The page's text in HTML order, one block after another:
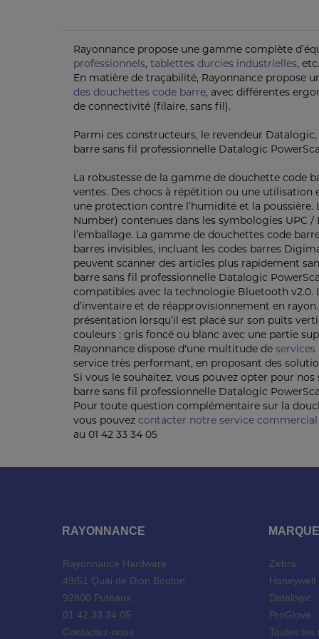
Rayonnance propose une gamme complète
professionnels, tablettes durcies industrielles,
En matière de traçabilité, Rayonnance propose
des douchettes code barre, avec différentes
de connectivité (filaire, sans fil).
Parmi ces constructeurs, le revendeur
barre sans fil professionnelle Datalogic
La robustesse de la gamme de douchette code
ventes. Des chocs à répétition ou une utilisation
une protection contre l’humidité et la poussière.
Number) contenues dans les symbologies UPC
l’emballage. La gamme de douchettes code
barres invisibles, incluant les codes barres
peuvent scanner des articles plus rapidement
barre sans fil professionnelle Datalogic
compatibles avec la technologie Bluetooth v2.0.
d’inventaire et de réapprovisionnement en
présentation lorsqu’il est placé sur son puits
couleurs : gris foncé ou blanc avec une partie
Rayonnance dispose d'une multitude de services
service très performant, en proposant des
Si vous le souhaitez, vous pouvez opter pour
barre sans fil professionnelle Datalogic
Pour toute question complémentaire sur la
vous pouvez contacter notre service commercial
au 01 42 33 34 05
RAYONNANCE
Rayonnance Hardware
49/51 Quai de Dion Bouton
92800 Puteaux
01 42 33 34 05
Contactez-nous
Zebra
Honeywell
Datalogic
ProGlove
Toutes les